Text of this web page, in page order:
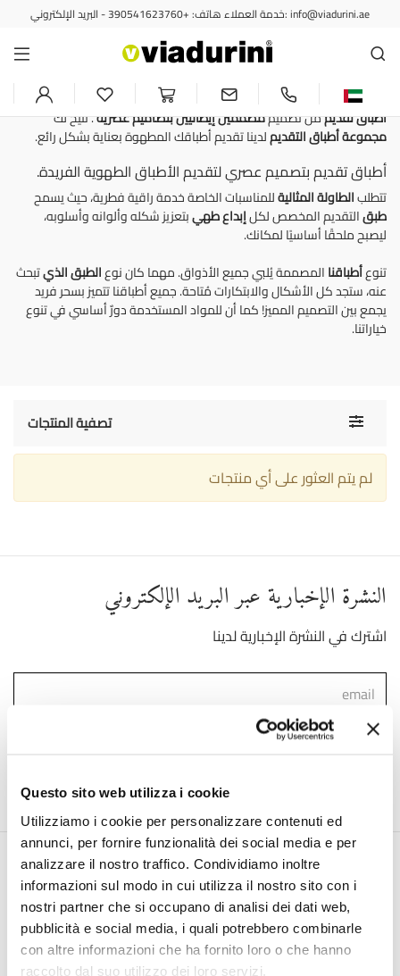
Questo sito web utilizza i cookie
Utilizziamo i cookie per personalizzare contenuti ed
annunci, per fornire funzionalità dei social media e per
analizzare il nostro traffico. Condividiamo inoltre
informazioni sul modo in cui utilizza il nostro sito con i
nostri partner che si occupano di analisi dei dati web,
pubblicità e social media, i quali potrebbero combinarle
con altre informazioni che ha fornito loro o che hanno
raccolto dal suo utilizzo dei loro servizi.
خدمة العملاء هاتف: +390541623760 - البريد الإلكتروني: info@viadurini.ae
أدوات المائدة
أطباق تقديم للمائدة والمطبخ
بتصميم عصري - صنع في إيطاليا
أطباق تقديممن تصميممصممين إيطاليينبتصاميم عصرية. تتيح لك
مجموعة أطباق التقديملدينا تقديم أطباقك المطهوة بعناية بشكل رائع.
أطباق تقديم بتصميم عصري لتقديم الأطباق الطهوية الفريدة.
تتطلبالطاولة المثاليةللمناسبات الخاصة خدمة راقية فطرية، حيث يسمح
طبقالتقديم المخصص لكلإبداع طهيبتعزيز شكله وألوانه وأسلوبه،
ليصبح ملحقًا أساسيًا لمكانك.
تنوعأطباقناالمصممة يُلبي جميع الأذواق. مهما كان نوعالطبق الذيتبحث
عنه، ستجد كل الأشكال والابتكارات مُتاحة. جميع أطباقنا تتميز بسحر فريد
يجمع بين التصميم المميز! كما أن للمواد المستخدمة دورٌ أساسي في تنوع
خياراتنا.
Toggle تصفية المنتجات
لم يتم العثور على أي منتجات
النشرة الإخبارية عبر البريد الإلكتروني
اشترك في النشرة الإخبارية لدينا
لقد قرأت ووافقت على شروط استخدام البيانات الشخصية (
انضم إلينا
اكتشف منتجاتنا
طاولات قابلة للتمديد